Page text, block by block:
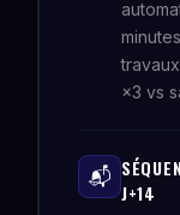
×3 vs
📬
J+14